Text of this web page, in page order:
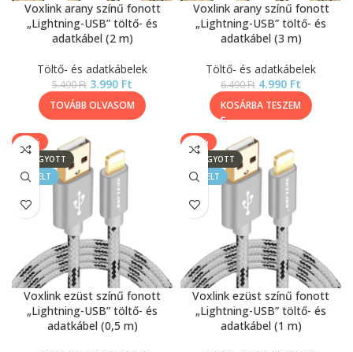
Voxlink arany színű fonott
„Lightning-USB” töltő- és
adatkábel (2 m)
Töltő- és adatkábelek
5.490Ft 3.990 Ft
TOVÁBB OLVASOM
Voxlink arany színű fonott
„Lightning-USB” töltő- és
adatkábel (3 m)
Töltő- és adatkábelek
6.490Ft 4.990 Ft
KOSÁRBA TESZEM
-43%
ELFOGYOTT
KIEMELT
Voxlink ezüst színű fonott
„Lightning-USB” töltő- és
adatkábel (0,5 m)
-33%
ELFOGYOTT
KIEMELT
Voxlink ezüst színű fonott
„Lightning-USB” töltő- és
adatkábel (1 m)